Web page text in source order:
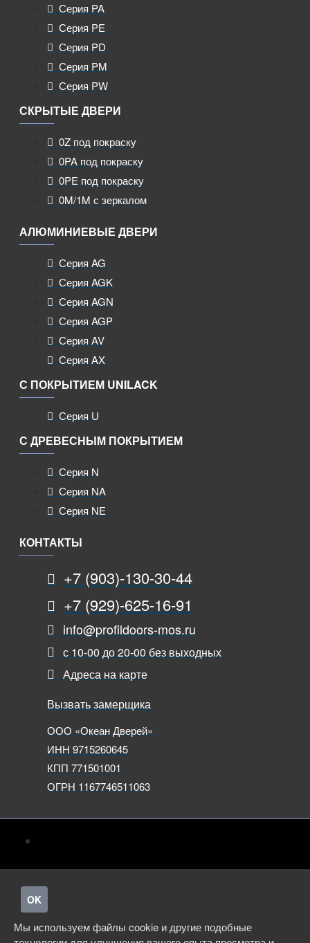
Серия PA
Серия PE
Серия PD
Серия PM
Серия PW
СКРЫТЫЕ ДВЕРИ
0Z под покраску
0PA под покраску
0PE под покраску
0M/1M с зеркалом
АЛЮМИНИЕВЫЕ ДВЕРИ
Серия AG
Серия AGK
Серия AGN
Серия AGP
Серия AV
Серия AX
С ПОКРЫТИЕМ UNILACK
Серия U
С ДРЕВЕСНЫМ ПОКРЫТИЕМ
Серия N
Серия NA
Серия NE
КОНТАКТЫ
+7 (903)-130-30-44
+7 (929)-625-16-91
info@profildoors-mos.ru
с 10-00 до 20-00 без выходных
Адреса на карте
Вызвать замерщика
ООО «Океан Дверей»
ИНН 9715260645
КПП 771501001
ОГРН 1167746511063
OK
Мы используем файлы cookie и другие подобные